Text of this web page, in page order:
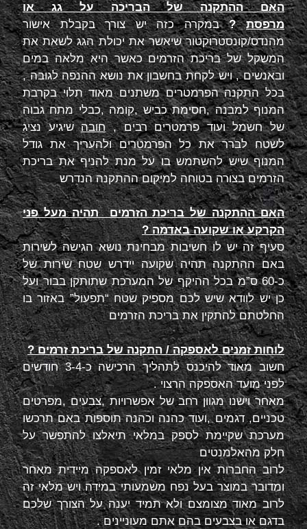
האם ההתקנה של הבריכה על גג או
מרפסת?במקרה כזה יש צורך בקבלת אישור
מהנדס/קונסטרוקטור שיאשר את יכולת הגג לשאת את
המשקל של בריכת הזרמים כאשר היא מלאה במים
ובאנשים , ויש לקחת בחשבון את נושא ההנפה לגובה ,
בכל התקנה הפרמטרים משתנים מאוד תלוי בקרבת
המנוף למבנה ,חסימת כביש ,קומה ,כבלי מתח גבוה
של חשמל ועוד פרמטרים רבים ,חובהשיגיע נציג
לשטח לברר את כל הפרמטרים ולהעריך את גודל
המנוף שיש להשתמש בו על מנת להניף את בריכת
הזרמים בצורה בטוחה למיקום ההתקנה הנדרש
האם ההתקנה של בריכת הזרמים תהיה מעל פני
הקרקע או שקועה באדמה ?
סעיף זה יש לו חשיבות מבחינת נושא הגישה לשירות
באם ההתקנה תהיה שקועה יידרש שטח שירות של
כ-60 ס”מ בכל ההיקף של המערכת שתותקן בבור ועל
כן יש לוודא שיש לכם מספיק שטח “תפעול” באזור בו
החלטתם להתקין את בריכת הזרמים
לוחות זמנים לאספקה / התקנה של בריכת זרמים ?
חשוב מאוד להיכנס לתהליך הרכישה כ-3-4 חודשים
לפני מועד האספקה הרצוי .
מאחר וישנו מגוון רחב של אפשרויות ,צבעים ,מפרטים
טכניים, דגמים ,ועוד כהנה וכהנה תוספות באם תרכשו
מערכת שקיימת לספק במלאי תיאלצו להתפשר על
חלק מהאלמנטים
לרוב החברות אין מלאי זמין לאספקה מיידית מאחר
ומדובר במוצר בעל נפח משמעותי במידה ויש מלאי זה
לרוב מאוד מצומצם ולא תמיד יענה על הצורך שלכם
בדגם או בצבעים בהם אתם מעוניינים .